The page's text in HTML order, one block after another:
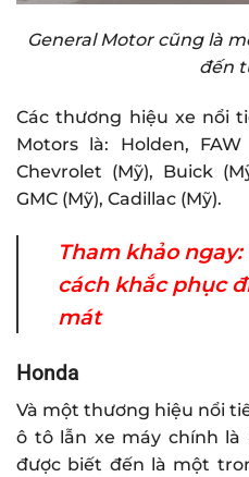
General Motor cũng là
đến
Các thương hiệu xe nổi
Motors là: Holden,
Chevrolet (Mỹ), Buick
GMC (Mỹ), Cadillac (Mỹ).
Tham khảo ngay:
cách khắc phục
mát
Honda
Và một thương hiệu nổi
ô tô lẫn xe máy chính là
được biết đến là một